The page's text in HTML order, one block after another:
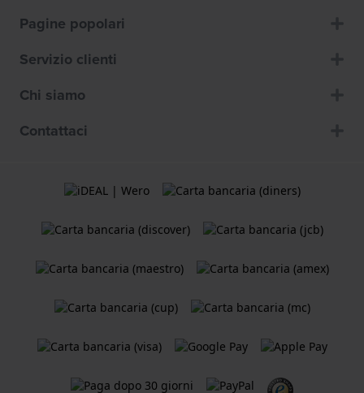
Pagine popolari
Servizio clienti
Chi siamo
Contattaci